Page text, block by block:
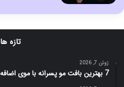
تازه ها
ژوئن 7, 2026
7 بهترین بافت مو پسرانه با موی اضافه+ عکس و فیلم آموزش